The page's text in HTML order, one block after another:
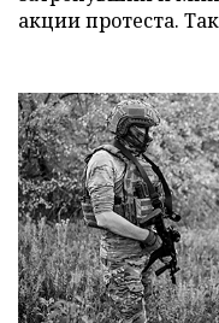
акции протеста.